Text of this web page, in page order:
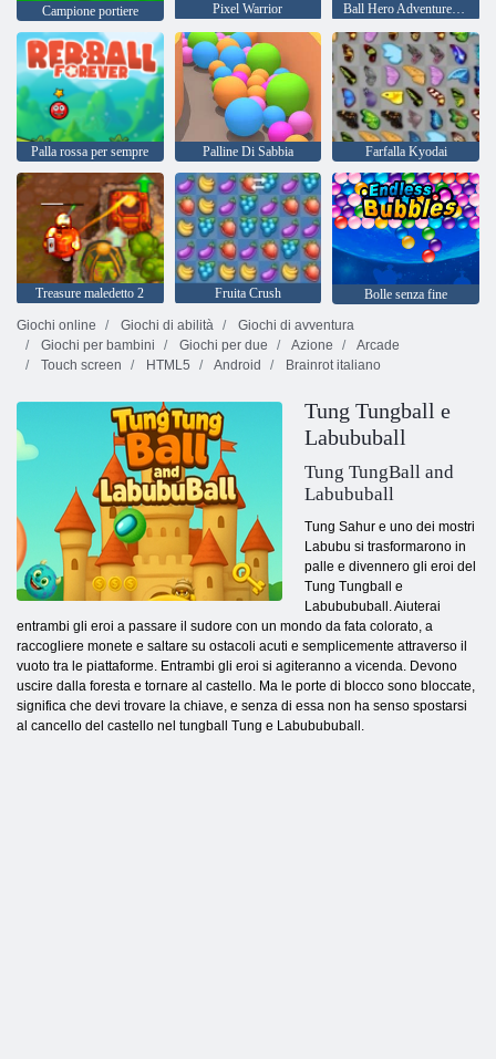
Campione portiere Pixel Warrior Ball Hero Adventure: Red Bounce Ball
Palla rossa per sempre Palline Di Sabbia Farfalla Kyodai
Treasure maledetto 2 Fruita Crush
Bolle senza fine
Giochi online
Giochi di abilità
Giochi di avventura
Giochi per bambini
Giochi per due Azione
Arcade
Touch screen
HTML5 Android Brainrot italiano
Tung Tungball e
Labububall
Tung TungBall and
Labububall
Tung Sahur e uno dei mostri
Labubu si trasformarono in
palle e divennero gli eroi del
Tung Tungball e
Labubububall. Aiuterai
entrambi gli eroi a passare il sudore con un mondo da fata colorato, a
raccogliere monete e saltare su ostacoli acuti e semplicemente attraverso il
vuoto tra le piattaforme. Entrambi gli eroi si agiteranno a vicenda. Devono
uscire dalla foresta e tornare al castello. Ma le porte di blocco sono bloccate,
significa che devi trovare la chiave, e senza di essa non ha senso spostarsi
al cancello del castello nel tungball Tung e Labubububall.